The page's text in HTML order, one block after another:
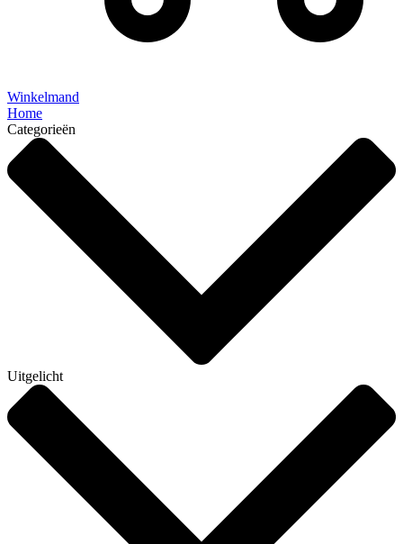
Winkelmand
Home
Categorieën
Uitgelicht